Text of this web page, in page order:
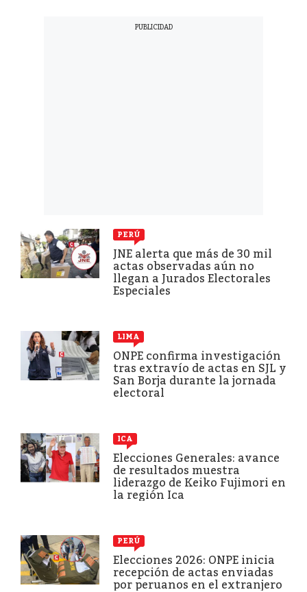
PERÚ
JNE alerta que más de 30 mil
actas observadas aún no
llegan a Jurados Electorales
Especiales
LIMA
ONPE confirma investigación
tras extravío de actas en SJL y
San Borja durante la jornada
electoral
ICA
Elecciones Generales: avance
de resultados muestra
liderazgo de Keiko Fujimori en
la región Ica
PERÚ
Elecciones 2026: ONPE inicia
recepción de actas enviadas
por peruanos en el extranjero